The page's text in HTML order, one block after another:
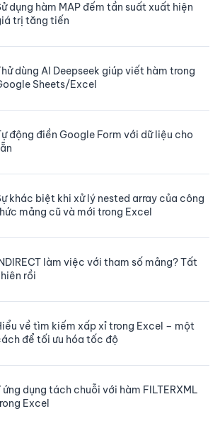
dụng hàm MAP đếm tần suất xuất hiện
trị tăng tiến
dùng AI Deepseek giúp viết hàm trong
Sheets/Excel
động điền Google Form với dữ liệu cho
khác biệt khi xử lý nested array của công
mảng cũ và mới trong Excel
làm việc với tham số mảng? Tất
rồi
về tìm kiếm xấp xỉ trong Excel – một
để tối ưu hóa tốc độ
ứng dụng tách chuỗi với hàm FILTERXML
Excel